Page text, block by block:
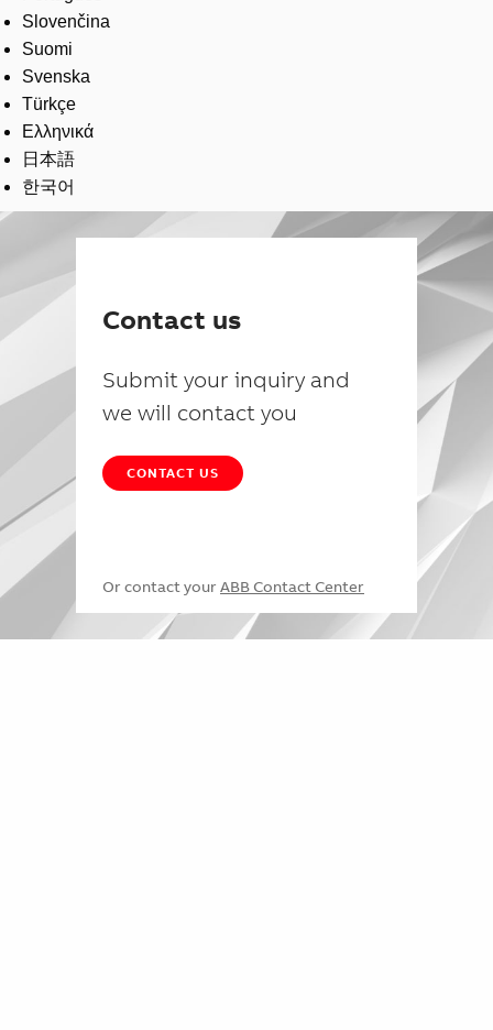
Slovenčina
Suomi
Svenska
Türkçe
Ελληνικά
日本語
한국어
Contact us
Submit your inquiry and
we will contact you
CONTACT US
Or contact your ABB Contact Center